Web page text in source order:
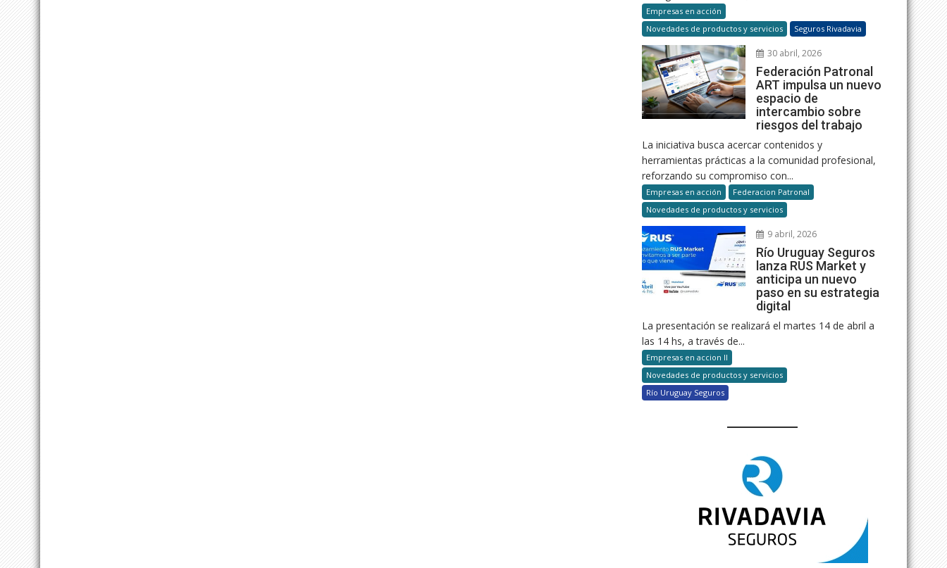
Empresas en acción
Novedades de productos y servicios
Seguros Rivadavia
30 abril, 2026
Federación Patronal
ART impulsa un nuevo
espacio de
intercambio sobre
riesgos del trabajo
La iniciativa busca acercar contenidos y
herramientas prácticas a la comunidad profesional,
reforzando su compromiso con...
Empresas en acción
Federacion Patronal
Novedades de productos y servicios
9 abril, 2026
Río Uruguay Seguros
lanza RUS Market y
anticipa un nuevo
paso en su estrategia
digital
La presentación se realizará el martes 14 de abril a
las 14 hs, a través de...
Empresas en accion II
Novedades de productos y servicios
Río Uruguay Seguros